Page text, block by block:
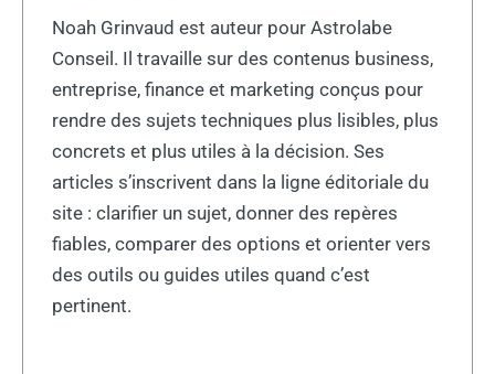
Noah Grinvaud est auteur pour Astrolabe
Conseil. Il travaille sur des contenus business,
entreprise, finance et marketing conçus pour
rendre des sujets techniques plus lisibles, plus
concrets et plus utiles à la décision. Ses
articles s’inscrivent dans la ligne éditoriale du
site : clarifier un sujet, donner des repères
fiables, comparer des options et orienter vers
des outils ou guides utiles quand c’est
pertinent.